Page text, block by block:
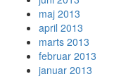
maj 2013
april 2013
marts 2013
februar 2013
januar 2013